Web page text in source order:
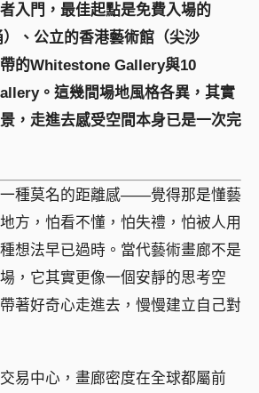
入門，最佳起點是免費入場的
、公立的香港藝術館（尖沙
的Whitestone Gallery與10
。這幾間場地風格各異，其實
，走進去感受空間本身已是一次完
種莫名的距離感——覺得那是懂藝
方，怕看不懂，怕失禮，怕被人用
想法早已過時。當代藝術畫廊不是
，它其實更像一個安靜的思考空
著好奇心走進去，慢慢建立自己對
易中心，畫廊密度在全球都屬前